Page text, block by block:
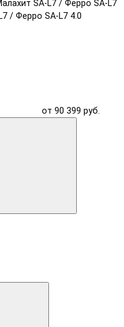
/ Ферро SA-L7 4.0
от 90 399 руб.